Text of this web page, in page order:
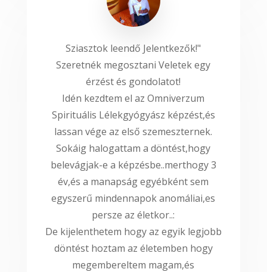
Sziasztok leendő Jelentkezők!"
Szeretnék megosztani Veletek egy
érzést és gondolatot!
Idén kezdtem el az Omniverzum
Spirituális Lélekgyógyász képzést,és
lassan vége az első szemeszternek.
Sokáig halogattam a döntést,hogy
belevágjak-e a képzésbe..merthogy 3
év,és a manapság egyébként sem
egyszerű mindennapok anomáliai,es
persze az életkor..:
De kijelenthetem hogy az egyik legjobb
döntést hoztam az életemben hogy
megembereltem magam,és